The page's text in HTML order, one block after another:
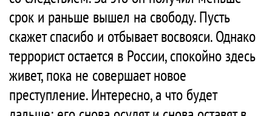
срок и раньше вышел на свободу. Пусть
скажет спасибо и отбывает восвояси. Однако
террорист остается в России, спокойно здесь
живет, пока не совершает новое
преступление. Интересно, а что будет